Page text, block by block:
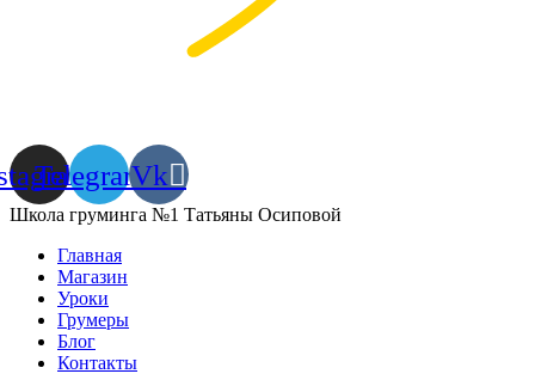
TelegramVk
Школа груминга №1 Татьяны Осиповой
Главная
Магазин
Уроки
Грумеры
Блог
Контакты